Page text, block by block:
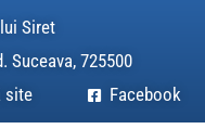
Siret
Suceava, 725500
site Facebook